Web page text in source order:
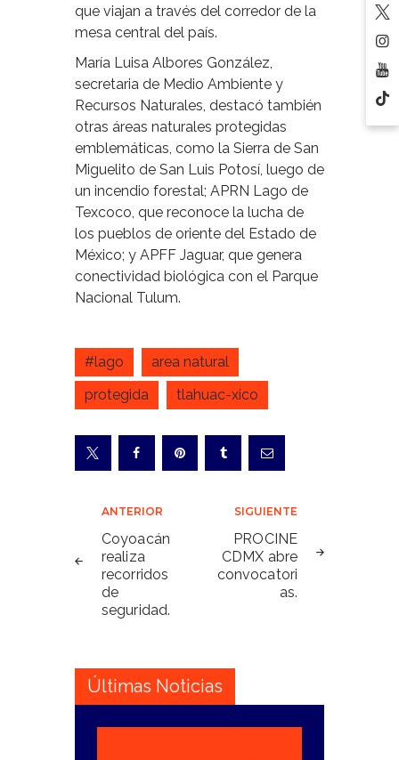
que viajan a través del corredor de la
mesa central del país.
María Luisa Albores González,
secretaria de Medio Ambiente y
Recursos Naturales, destacó también
otras áreas naturales protegidas
emblemáticas, como la Sierra de San
Miguelito de San Luis Potosí, luego de
un incendio forestal; APRN Lago de
Texcoco, que reconoce la lucha de
los pueblos de oriente del Estado de
México; y APFF Jaguar, que genera
conectividad biológica con el Parque
Nacional Tulum.
#lago
area natural
protegida
tlahuac-xico
Navegación
de
entradas
ANTERIOR
Coyoacán
realiza
recorridos
de
seguridad.
SIGUIENTE
PROCINE
CDMX abre
convocatori
as.
Últimas Noticias